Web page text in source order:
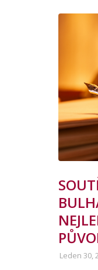
Leden 30,